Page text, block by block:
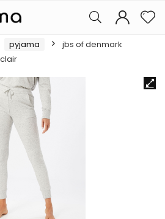
pyjama
jbs of denmark